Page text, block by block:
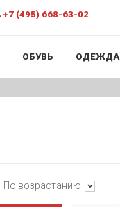
+7 (495) 668-63-02
ОБУВЬ ОДЕЖДА
По возрастанию